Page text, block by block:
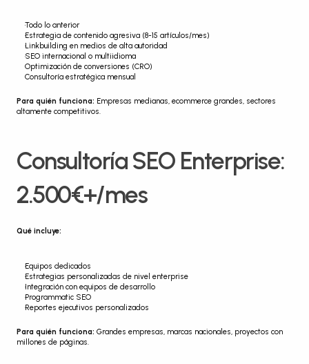
Todo lo anterior
Estrategia de contenido agresiva (8-15 artículos/mes)
Linkbuilding en medios de alta autoridad
SEO internacional o multiidioma
Optimización de conversiones (CRO)
Consultoría estratégica mensual
Para quién funciona: Empresas medianas, ecommerce grandes, sectores
altamente competitivos.
Consultoría SEO Enterprise:
2.500€+/mes
Qué incluye:
Equipos dedicados
Estrategias personalizadas de nivel enterprise
Integración con equipos de desarrollo
Programmatic SEO
Reportes ejecutivos personalizados
Para quién funciona: Grandes empresas, marcas nacionales, proyectos con
millones de páginas.